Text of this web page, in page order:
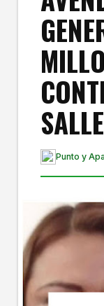
Punto y